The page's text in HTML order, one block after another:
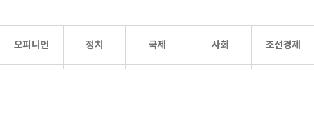
오피니언 정치 국제 사회 조선경제